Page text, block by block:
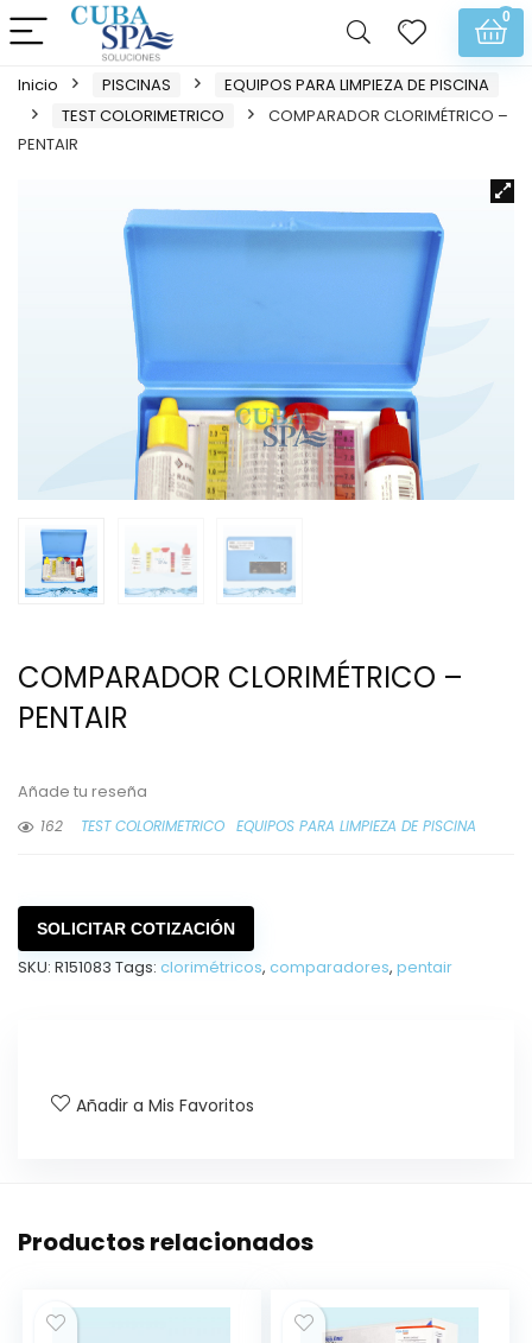
0
Inicio PISCINAS
EQUIPOS PARA LIMPIEZA DE PISCINA
TEST COLORIMETRICO
COMPARADOR CLORIMÉTRICO –
PENTAIR
COMPARADOR CLORIMÉTRICO –
PENTAIR
Añade tu reseña
162
TEST COLORIMETRICO EQUIPOS PARA LIMPIEZA DE PISCINA
SOLICITAR COTIZACIÓN
SKU: R151083 Tags: clorimétricos, comparadores, pentair
Añadir a Mis Favoritos
Productos relacionados